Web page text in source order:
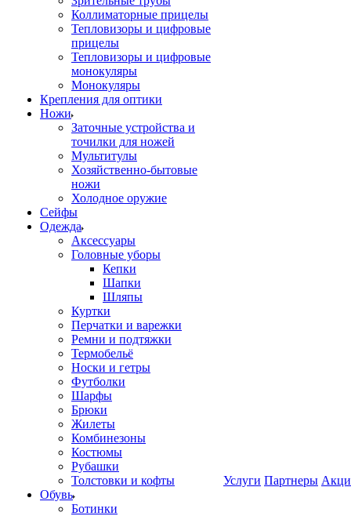
Коллиматорные прицелы
Тепловизоры и цифровые
прицелы
Тепловизоры и цифровые
монокуляры
Монокуляры
Крепления для оптики
Ножи
Заточные устройства и
точилки для ножей
Мультитулы
Хозяйственно-бытовые
ножи
Холодное оружие
Сейфы
Одежда
Аксессуары
Головные уборы
Кепки
Шапки
Шляпы
Куртки
Перчатки и варежки
Ремни и подтяжки
Термобельё
Носки и гетры
Футболки
Шарфы
Брюки
Жилеты
Комбинезоны
Костюмы
Рубашки
Толстовки и кофты
Обувь
Ботинки
Услуги Партнеры